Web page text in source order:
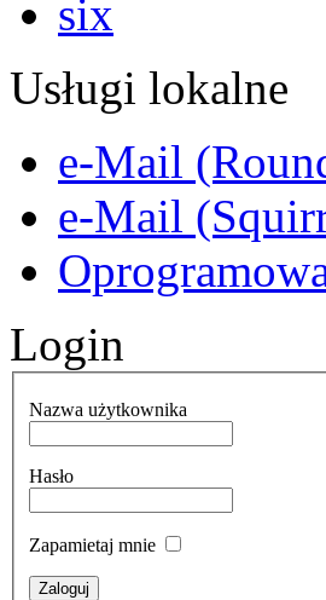
Usługi lokalne
e-Mail
e-Mail
Login
Nazwa użytkownika
Hasło
Zapamietaj mnie